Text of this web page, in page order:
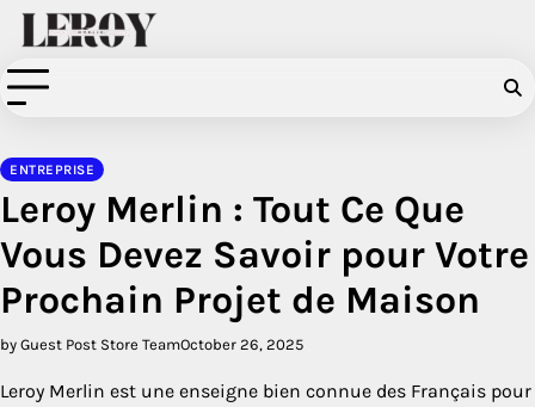
Skip
content
ENTREPRISE
Leroy Merlin : Tout Ce Que
Vous Devez Savoir pour Votre
Prochain Projet de Maison
by Guest Post Store TeamOctober 26, 2025
Leroy Merlin est une enseigne bien connue des Français pour